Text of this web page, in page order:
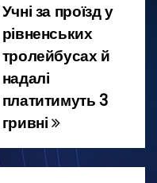
Учні за проїзд у
рівненських
тролейбусах й
надалі
платитимуть 3
гривні